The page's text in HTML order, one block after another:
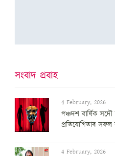
সংবাদ প্ৰবাহ
4 February, 2026
পঞ্চদশ বার্ষিক
প্রতিযোগিতাৰ সফল
4 February, 2026